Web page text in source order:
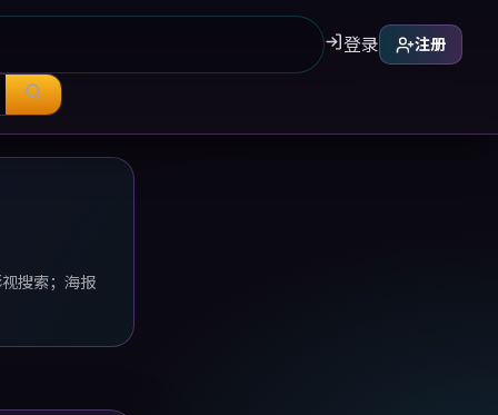
登录 注册
搜索；海报